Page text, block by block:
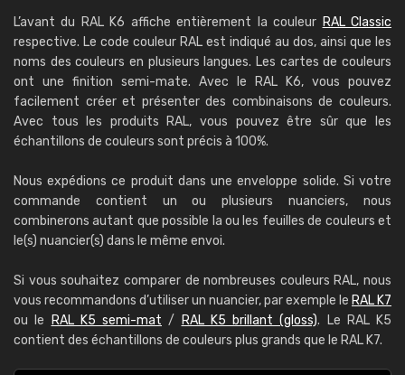
L’avant du RAL K6 affiche entièrement la couleur RAL Classic
respective. Le code couleur RAL est indiqué au dos, ainsi que les
noms des couleurs en plusieurs langues. Les cartes de couleurs
ont une finition semi-mate. Avec le RAL K6, vous pouvez
facilement créer et présenter des combinaisons de couleurs.
Avec tous les produits RAL, vous pouvez être sûr que les
échantillons de couleurs sont précis à 100%.
Nous expédions ce produit dans une enveloppe solide. Si votre
commande contient un ou plusieurs nuanciers, nous
combinerons autant que possible la ou les feuilles de couleurs et
le(s) nuancier(s) dans le même envoi.
Si vous souhaitez comparer de nombreuses couleurs RAL, nous
vous recommandons d’utiliser un nuancier, par exemple le RAL K7
ou le
RAL K5 semi-mat / RAL K5 brillant (gloss). Le RAL K5
contient des échantillons de couleurs plus grands que le RAL K7.